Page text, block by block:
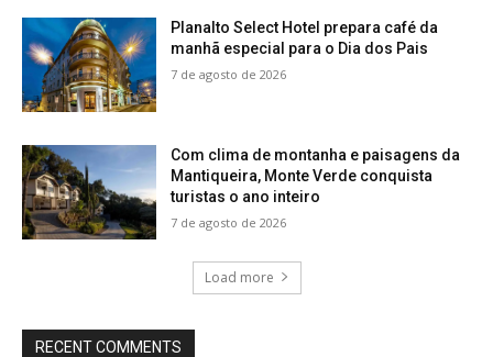
Planalto Select Hotel prepara café da
manhã especial para o Dia dos Pais
7 de agosto de 2026
Com clima de montanha e paisagens da
Mantiqueira, Monte Verde conquista
turistas o ano inteiro
7 de agosto de 2026
Load more
RECENT COMMENTS